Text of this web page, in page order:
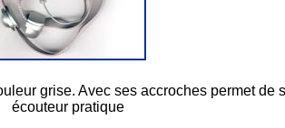
grise. Avec ses accroches permet
écouteur pratique